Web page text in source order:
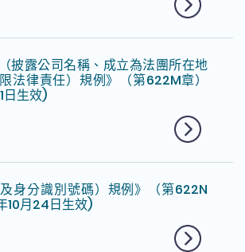
披露公司名稱、成立為法團所在地
法律責任）規例》（第622M章）
日生效)
身分識別號碼）規例》（第622N
10月24日生效)